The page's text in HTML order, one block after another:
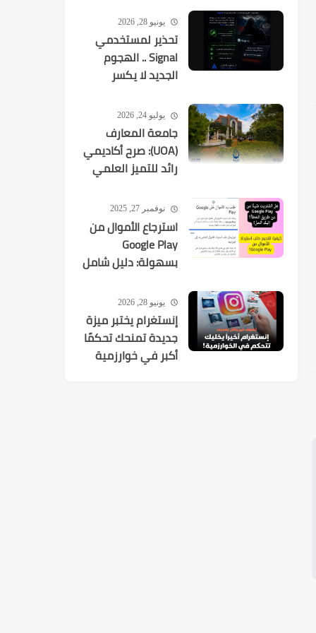
يونيو 28, 2026
تحذير لمستخدمي
Signal .. الهجوم
الجديد لا يكسر
يستهدفك
يوليو 24, 2026
جامعة المعارف
(UOA): صرح أكاديمي
رائد للتميز العلمي
نوفمبر 27, 2025
استرجاع الأموال من
Google Play
بسهولة: دليل شامل
يونيو 28, 2026
إنستغرام يختبر ميزة
جديدة تمنحك تحكمًا
أكبر في خوارزمية